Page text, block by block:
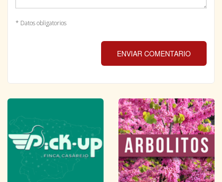
* Datos obligatorios
ENVIAR COMENTARIO